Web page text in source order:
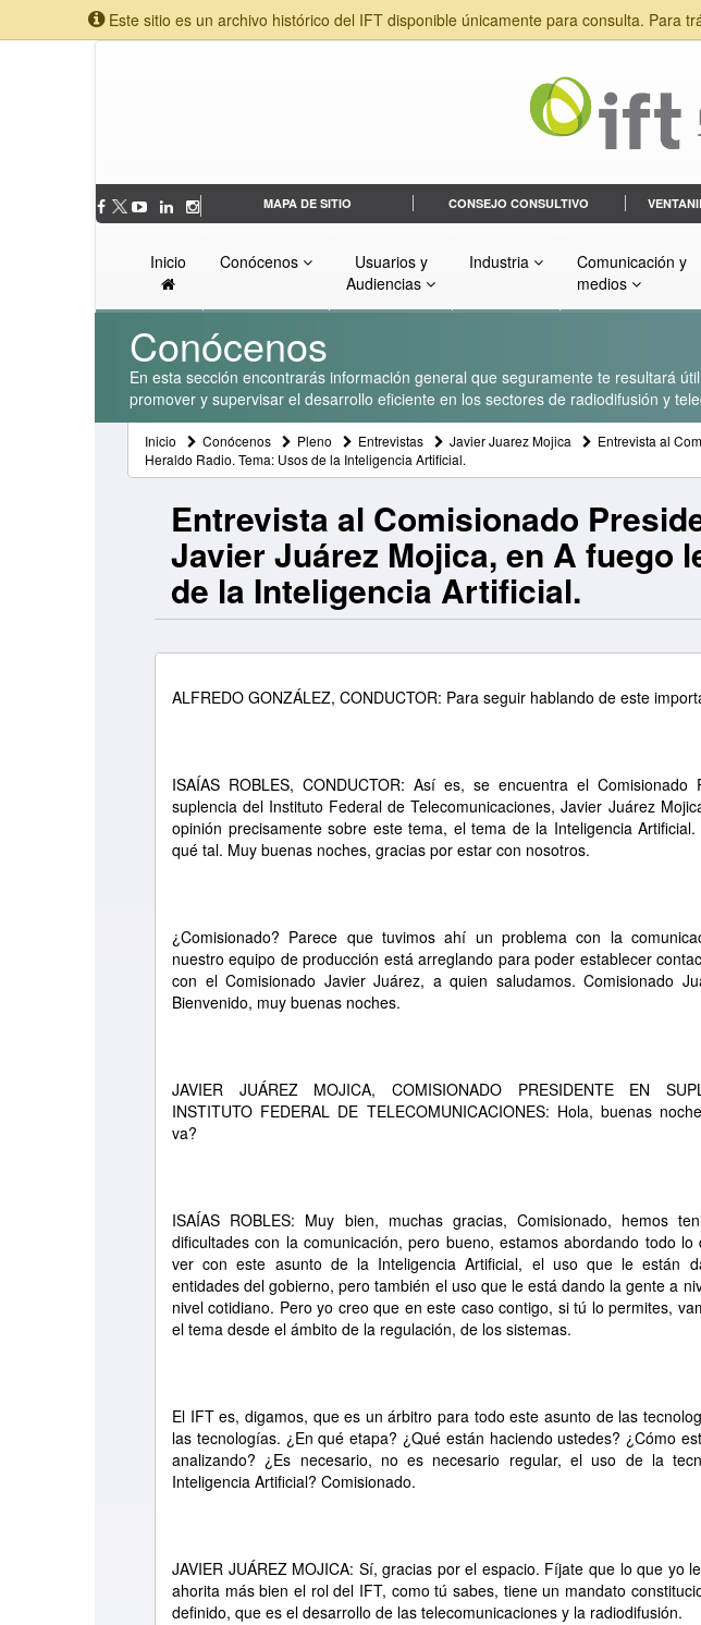
Este sitio es un archivo histórico del IFT disponible únicamente para consulta. Para
MAPA DE SITIO CONSEJO CONSULTIVO
Inicio Conócenos
Usuarios y
Audiencias
Industria
Comunicación y
medios
Conócenos
En esta sección encontrarás información general que seguramente te resultará
promover y supervisar el desarrollo eficiente en los sectores de radiodifusión y
Inicio Conócenos Pleno Entrevistas Javier Juarez Mojica
Entrevista al
Heraldo Radio. Tema: Usos de la Inteligencia Artificial.
Entrevista al Comisionado
Javier Juárez Mojica, en A fuego
de la Inteligencia Artificial.
ALFREDO GONZÁLEZ, CONDUCTOR: Para seguir hablando de este
ISAÍAS ROBLES, CONDUCTOR: Así es, se encuentra el Comisionado
suplencia del Instituto Federal de Telecomunicaciones, Javier Juárez
opinión precisamente sobre este tema, el tema de la Inteligencia Artificial.
qué tal. Muy buenas noches, gracias por estar con nosotros.
¿Comisionado? Parece que tuvimos ahí un problema con la
nuestro equipo de producción está arreglando para poder establecer
con el Comisionado Javier Juárez, a quien saludamos. Comisionado
Bienvenido, muy buenas noches.
JAVIER JUÁREZ MOJICA, COMISIONADO PRESIDENTE EN
INSTITUTO FEDERAL DE TELECOMUNICACIONES: Hola, buenas
va?
ISAÍAS ROBLES: Muy bien, muchas gracias, Comisionado, hemos
dificultades con la comunicación, pero bueno, estamos abordando todo lo
ver con este asunto de la Inteligencia Artificial, el uso que le están
entidades del gobierno, pero también el uso que le está dando la gente a
nivel cotidiano. Pero yo creo que en este caso contigo, si tú lo permites,
el tema desde el ámbito de la regulación, de los sistemas.
El IFT es, digamos, que es un árbitro para todo este asunto de las
las tecnologías. ¿En qué etapa? ¿Qué están haciendo ustedes? ¿Cómo
analizando? ¿Es necesario, no es necesario regular, el uso de la
Inteligencia Artificial? Comisionado.
JAVIER JUÁREZ MOJICA: Sí, gracias por el espacio. Fíjate que lo que yo
ahorita más bien el rol del IFT, como tú sabes, tiene un mandato
definido, que es el desarrollo de las telecomunicaciones y la radiodifusión.